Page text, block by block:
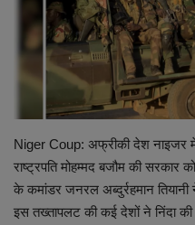
व्यापार
शिक्षा एवं रोजगार
Niger Coup: अफ्रीकी देश नाइजर
राष्ट्रपति मोहम्मद बजौम की सरकार
के कमांडर जनरल अब्दुर्रहमान
इस तख्तापलट की कई देशों ने निंदा की